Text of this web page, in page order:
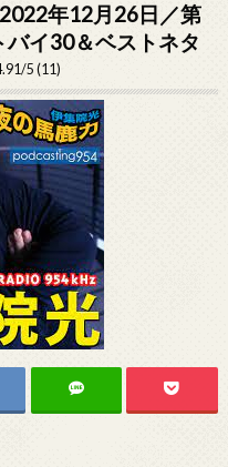
年12月26日／第
イ30＆ベストネタ
5 (11)